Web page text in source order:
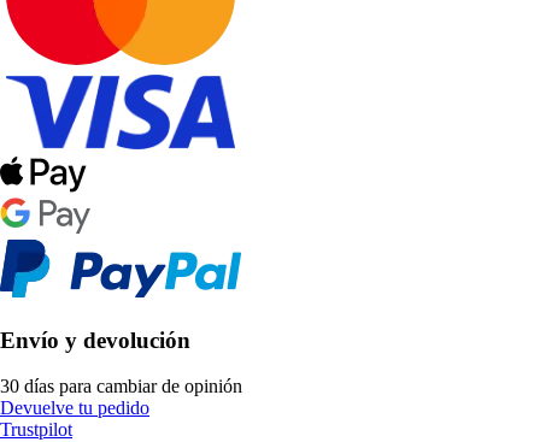
Envío y devolución
30 días para cambiar de opinión
Devuelve tu pedido
Trustpilot